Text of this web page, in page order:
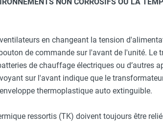
haute température
en changeant la tension
de commande sur l'avant de l'unité. Le
de chauffage électriques ou d’autres
sur l'avant indique que le
thermoplastique auto extinguible.
ressortis (TK) doivent toujours être